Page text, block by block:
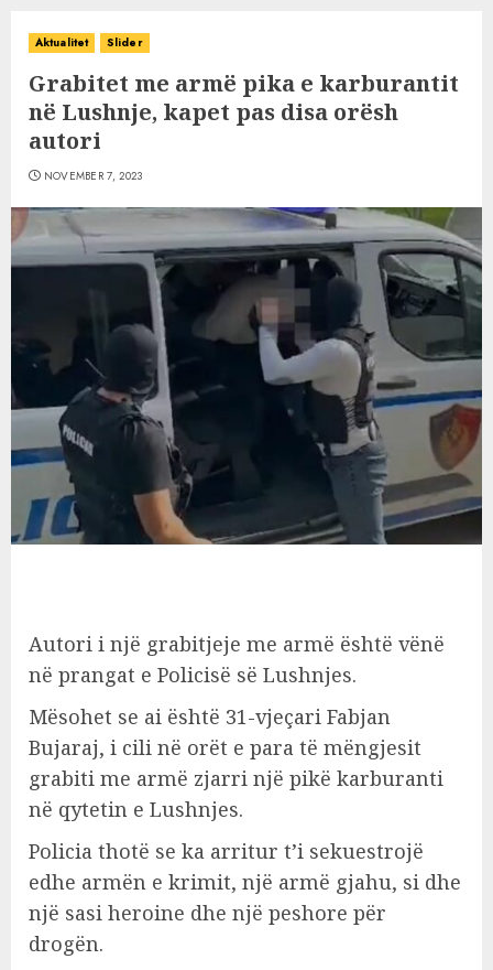
Aktualitet Slider
Grabitet me armë pika e karburantit
në Lushnje, kapet pas disa orësh
autori
NOVEMBER 7, 2023
Autori i një grabitjeje me armë është vënë
në prangat e Policisë së Lushnjes.
Mësohet se ai është 31-vjeçari Fabjan
Bujaraj, i cili në orët e para të mëngjesit
grabiti me armë zjarri një pikë karburanti
në qytetin e Lushnjes.
Policia thotë se ka arritur t’i sekuestrojë
edhe armën e krimit, një armë gjahu, si dhe
një sasi heroine dhe një peshore për
drogën.